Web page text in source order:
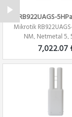
RB922UAGS-
Mikrotik
NM, Netmetal 5,
802.11ac, 2x2
7,022.07